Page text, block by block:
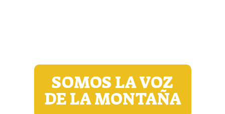
SOMOS LA VOZ
DE LA MONTAÑA